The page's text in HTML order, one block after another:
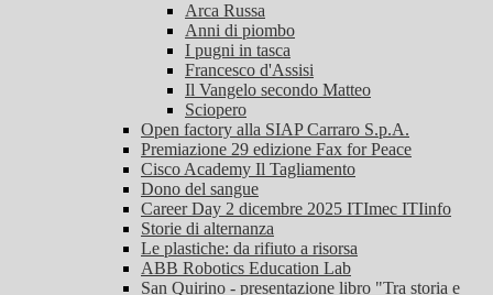
Arca Russa
Anni di piombo
I pugni in tasca
Francesco d'Assisi
Il Vangelo secondo Matteo
Sciopero
Open factory alla SIAP Carraro S.p.A.
Premiazione 29 edizione Fax for Peace
Cisco Academy Il Tagliamento
Dono del sangue
Career Day 2 dicembre 2025 ITImec ITIinfo
Storie di alternanza
Le plastiche: da rifiuto a risorsa
ABB Robotics Education Lab
San Quirino - presentazione libro "Tra storia e